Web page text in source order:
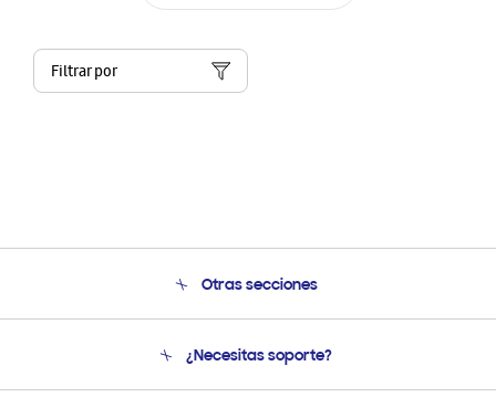
Filtrar por
Otras secciones
Soporte
¿Necesitas soporte?